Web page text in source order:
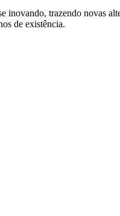
trazendo novas
de existência.